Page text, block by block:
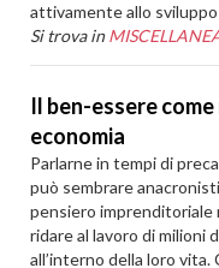
attivamente allo sviluppo
Si trova in
Il ben-essere
economia
Parlarne in tempi di
può sembrare
pensiero
ridare al lavoro di milioni
all’interno della loro